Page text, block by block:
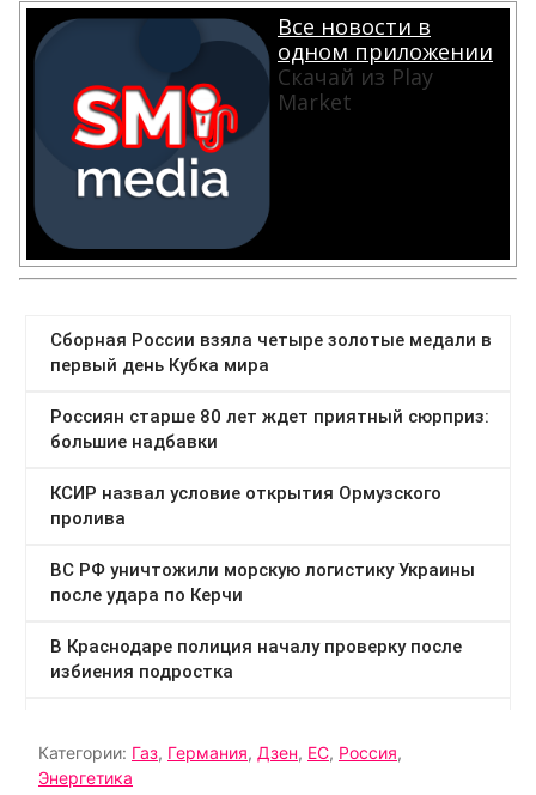
Все новости в
одном приложении
Скачай из Play
Market
Категории: Газ, Германия, Дзен, ЕС, Россия,
Энергетика